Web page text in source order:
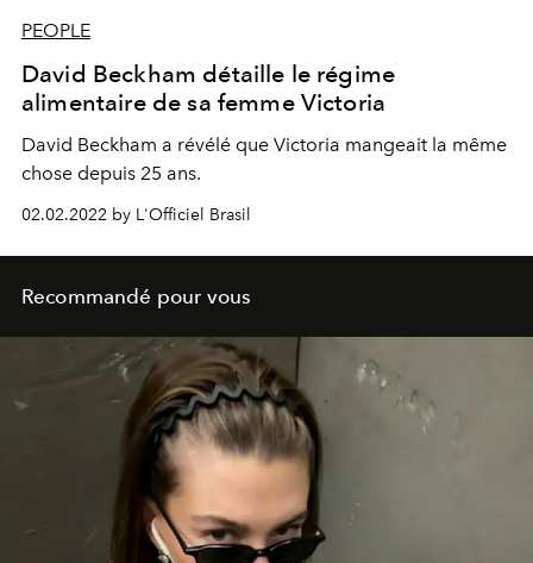
PEOPLE
David Beckham détaille le régime
alimentaire de sa femme Victoria
David Beckham a révélé que Victoria mangeait la même
chose depuis 25 ans.
02.02.2022 by L'Officiel Brasil
Recommandé pour vous